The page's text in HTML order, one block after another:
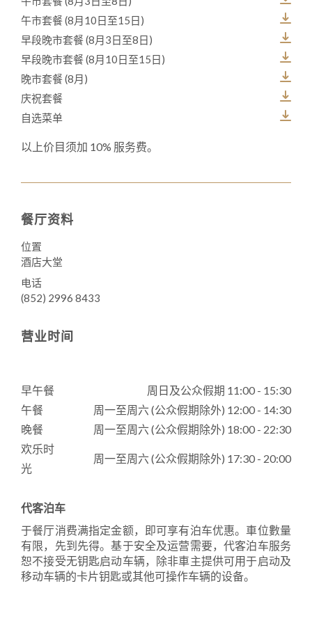
午市套餐 (8月10日至15日)
早段晚市套餐 (8月3日至8日)
早段晚市套餐 (8月10日至15日)
晚市套餐 (8月)
庆祝套餐
自选菜单
以上价目须加 10% 服务费。
餐厅资料
位置
酒店大堂
电话
(852) 2996 8433
营业时间
早午餐
周日及公众假期 11:00 - 15:30
午餐
周一至周六 (公众假期除外) 12:00 - 14:30
晚餐
周一至周六 (公众假期除外) 18:00 - 22:30
欢乐时
光
周一至周六 (公众假期除外) 17:30 - 20:00
代客泊车
于餐厅消费满指定金额，即可享有泊车优惠。車位數量
有限，先到先得。基于安全及运营需要，代客泊车服务
恕不接受无钥匙启动车辆，除非車主提供可用于启动及
移动车辆的卡片钥匙或其他可操作车辆的设备。